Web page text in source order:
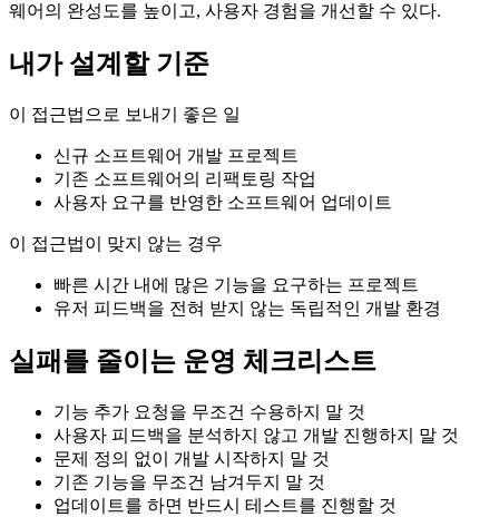
웨어의 완성도를 높이고, 사용자 경험을 개선할 수 있다.
내가 설계할 기준
이 접근법으로 보내기 좋은 일
신규 소프트웨어 개발 프로젝트
기존 소프트웨어의 리팩토링 작업
사용자 요구를 반영한 소프트웨어 업데이트
이 접근법이 맞지 않는 경우
빠른 시간 내에 많은 기능을 요구하는 프로젝트
유저 피드백을 전혀 받지 않는 독립적인 개발 환경
실패를 줄이는 운영 체크리스트
기능 추가 요청을 무조건 수용하지 말 것
사용자 피드백을 분석하지 않고 개발 진행하지 말 것
문제 정의 없이 개발 시작하지 말 것
기존 기능을 무조건 남겨두지 말 것
업데이트를 하면 반드시 테스트를 진행할 것